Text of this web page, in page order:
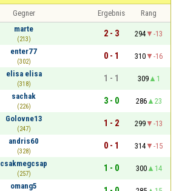
Gegner Ergebnis
Rang
marte
(213)
2 - 3 294
-13
enter77
(302)
0 - 1 310
-16
elisa elisa
(318)
1 - 1 309
1
sachak
(226)
3 - 0 286
23
Golovne13
(247)
1 - 2 299
-13
andris60
(328)
0 - 1 314
-15
csakmegcsap
(257)
1 - 0 300
14
omang5